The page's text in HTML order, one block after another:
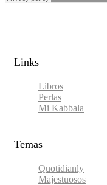
Links​
Libros
Perlas
Mi Kabbala
Temas
Quotidianly
Majestuosos